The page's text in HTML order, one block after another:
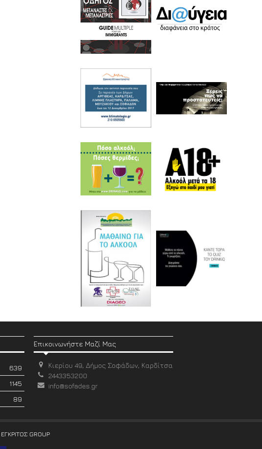
639
1145
89
Επικοινωνήστε Μαζί Μας
Κιερίου 49, Δήμος Σοφάδων, Καρδίτσα
2443353200
info@sofades.gr
ΕΓΚΡΙΤΟΣ GROUP